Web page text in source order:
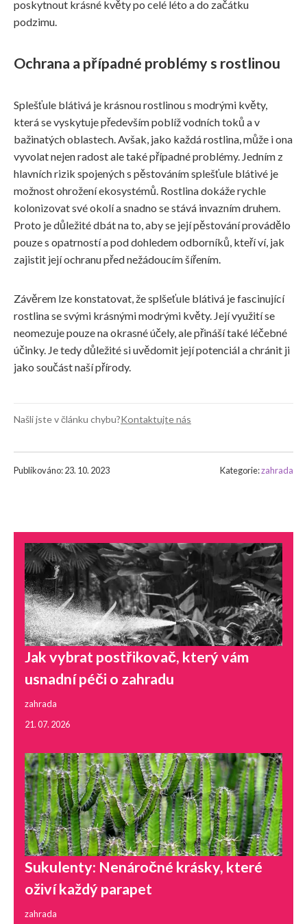
poskytnout krásné květy po celé léto a do začátku
podzimu.
Ochrana a případné problémy s rostlinou
Splešťule blátivá je krásnou rostlinou s modrými květy,
která se vyskytuje především poblíž vodních toků a v
bažinatých oblastech. Avšak, jako každá rostlina, může i ona
vyvolat nejen radost ale také případné problémy. Jedním z
hlavních rizik spojených s pěstováním splešťule blátivé je
možnost ohrožení ekosystémů. Rostlina dokáže rychle
kolonizovat své okolí a snadno se stává invazním druhem.
Proto je důležité dbát na to, aby se její pěstování provádělo
pouze s opatrností a pod dohledem odborníků, kteří ví, jak
zajistit její ochranu před nežádoucím šířením.
Závěrem lze konstatovat, že splšeťule blátivá je fascinující
rostlina se svými krásnými modrými květy. Její využití se
neomezuje pouze na okrasné účely, ale přináší také léčebné
účinky. Je tedy důležité si uvědomit její potenciál a chránit ji
jako součást naší přírody.
Našli jste v článku chybu?Kontaktujte nás
Publikováno: 23. 10. 2023 Kategorie:zahrada
Jak vybrat postřikovač, který vám
usnadní péči o zahradu
zahrada
21. 07. 2026
Sukulenty: Nenáročné krásky, které
oživí každý parapet
zahrada